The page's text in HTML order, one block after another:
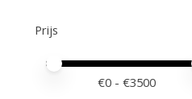
Prijs
Minimale prijswaarde
Price maximum value
€0 - €3500